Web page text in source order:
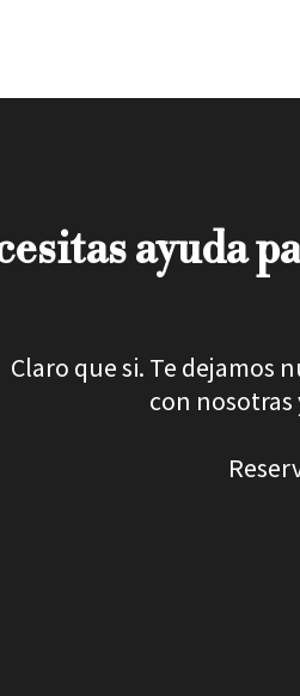
ayuda
Claro que si. Te dejamos
con nosotras